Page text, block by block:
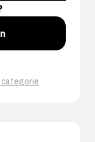
categorie